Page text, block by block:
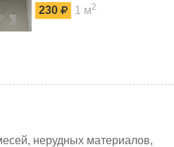
230
1 м2
нерудных материалов,